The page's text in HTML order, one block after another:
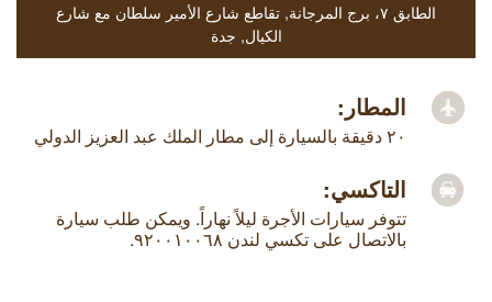
الطابق ٧، برج المرجانة , تقاطع شارع الأمير سلطان مع شارع
الكيال, جدة
المطار:
٢٠ دقيقة بالسيارة إلى مطار الملك عبد العزيز الدولي
التاكسي:
تتوفر سيارات الأجرة ليلاً نهاراً. ويمكن طلب سيارة
بالاتصال على تكسي لندن ٩٢٠٠١٠٠٦٨.